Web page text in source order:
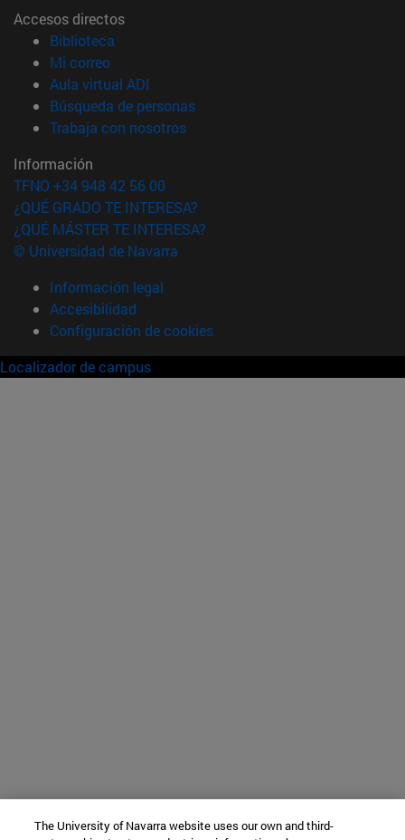
Accesos directos
Biblioteca
Mi correo(abre en nueva ventana)
Aula virtual ADI
Búsqueda de personas(abre en nueva ventana)
Trabaja con nosotros(abre en nueva ventana)
Información
TFNO +34 948 42 56 00
¿QUÉ GRADO TE INTERESA?
¿QUÉ MÁSTER TE INTERESA?
© Universidad de Navarra
Información legal
Accesibilidad
Configuración de cookies
Localizador de campus
The University of Navarra website uses our own and third-